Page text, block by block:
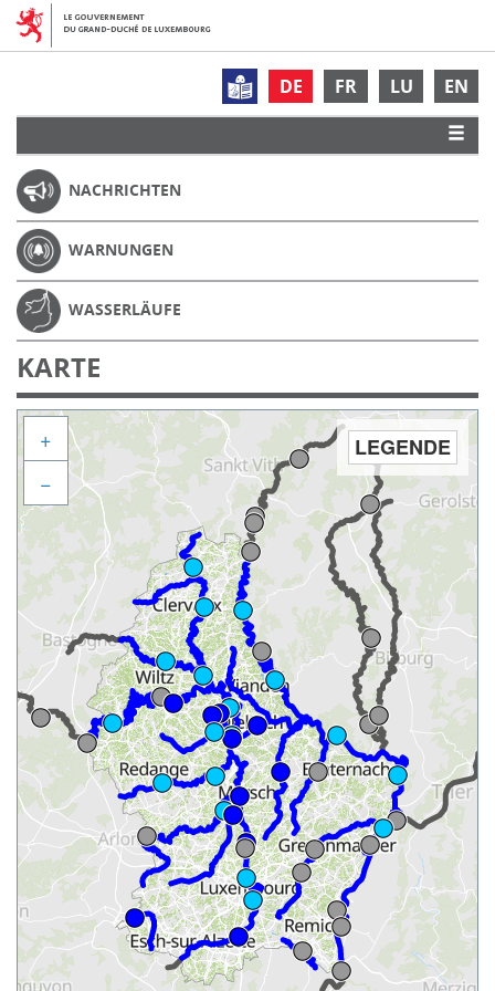
DE FR LU EN
NACHRICHTEN
WARNUNGEN
WASSERLÄUFE
KARTE
LEGENDE
+
−